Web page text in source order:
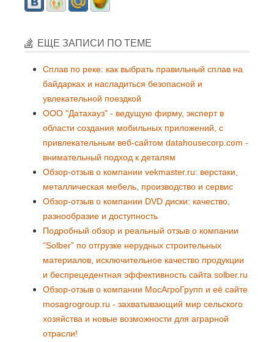
ЕЩЕ ЗАПИСИ ПО ТЕМЕ
Сплав по реке: как выбрать правильный сплав на
байдарках и насладиться безопасной и
увлекательной поездкой
ООО "Датахауз" - ведущую фирму, эксперт в
области создания мобильных приложений, с
привлекательным веб-сайтом datahousecorp.com -
внимательный подход к деталям
Обзор-отзыв о компании vekmaster.ru: верстаки,
металлическая мебель, производство и сервис
Обзор-отзыв о компании DVD диски: качество,
разнообразие и доступность
Подробный обзор и реальный отзыв о компании
“Solber” по отгрузке нерудных строительных
материалов, исключительное качество продукции
и беспрецедентная эффективность сайта solber.ru
Обзор-отзыв о компании МосАгроГрупп и её сайте
mosagrogroup.ru - захватывающий мир сельского
хозяйства и новые возможности для аграрной
отрасли!